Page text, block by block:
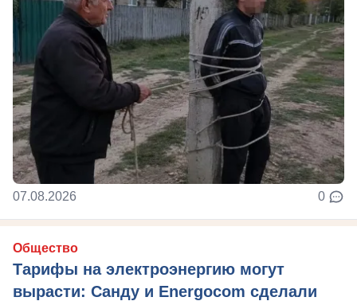
07.08.2026 0
Общество
Тарифы на электроэнергию могут
вырасти: Санду и Energocom сделали